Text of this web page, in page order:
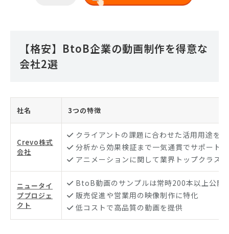
【格安】BtoB企業の動画制作を得意な
会社2選
社名 3つの特徴
Crevo株式
会社
クライアントの課題に合わせた活用用途を
分析から効果検証まで一気通貫でサポート
アニメーションに関して業界トップクラス
ニュータイ
ププロジェ
クト
BtoB動画のサンプルは常時200本以上公開
販売促進や営業用の映像制作に特化
低コストで高品質の動画を提供